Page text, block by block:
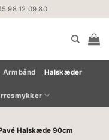
98 12 09 80
Armbånd Halskæder
Halskæde 90cm